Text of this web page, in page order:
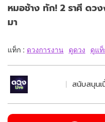
หมอช้าง ทัก! 2 ราศี ดว
มา
แท็ก : ดวงการงาน ดูดวง ดูแ
สนับสนุนเ